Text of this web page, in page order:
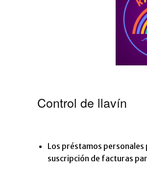
Control de llavín
Los préstamos
suscripción de facturas